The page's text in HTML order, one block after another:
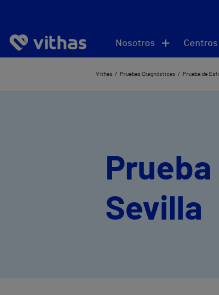
Nosotros Centros
Vithas Pruebas Diagnósticas Prueba de
Sevilla